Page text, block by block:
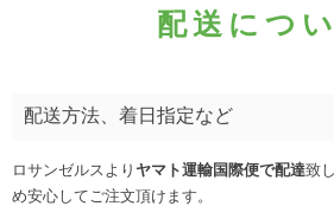
配送につ
配送方法、着日指定など
ロサンゼルスよりヤマト運輸国際便で配達致
め安心してご注文頂けます。